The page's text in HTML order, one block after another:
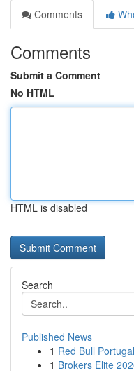
Comments
Comments
Submit a Comment
No HTML
HTML is disabled
Search
Published News
1 Red Bull
1 Brokers Elite